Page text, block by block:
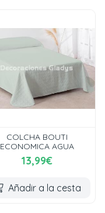
COLCHA BOUTI
ECONOMICA AGUA
13,99€
Añadir a la cesta